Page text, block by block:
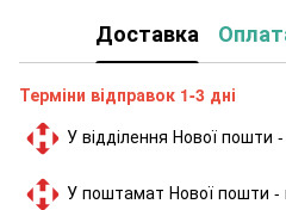
Доставка
Терміни відправок 1-3 дні
У відділення Нової пошти
У поштамат Нової пошти -